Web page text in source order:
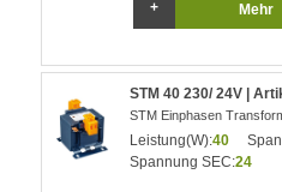
Mehr
STM 40 230/ 24V |
STM Einphasen
Leistung(W):40
Spannung SEC:24